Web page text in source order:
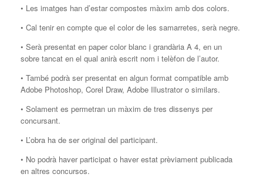
• Les imatges han d’estar compostes màxim amb dos colors.
• Cal tenir en compte que el color de les samarretes, serà negre.
• Serà presentat en paper color blanc i grandària A 4, en un
sobre tancat en el qual anirà escrit nom i telèfon de l’autor.
• També podrà ser presentat en algun format compatible amb
Adobe Photoshop, Corel Draw, Adobe Illustrator o similars.
• Solament es permetran un màxim de tres dissenys per
concursant.
• L’obra ha de ser original del participant.
• No podrà haver participat o haver estat prèviament publicada
en altres concursos.